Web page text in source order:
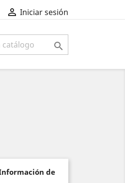
 Iniciar sesión

de